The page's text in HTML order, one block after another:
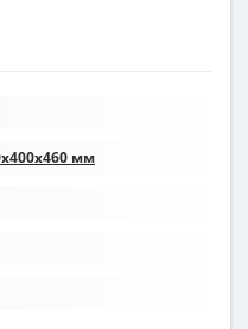
мм